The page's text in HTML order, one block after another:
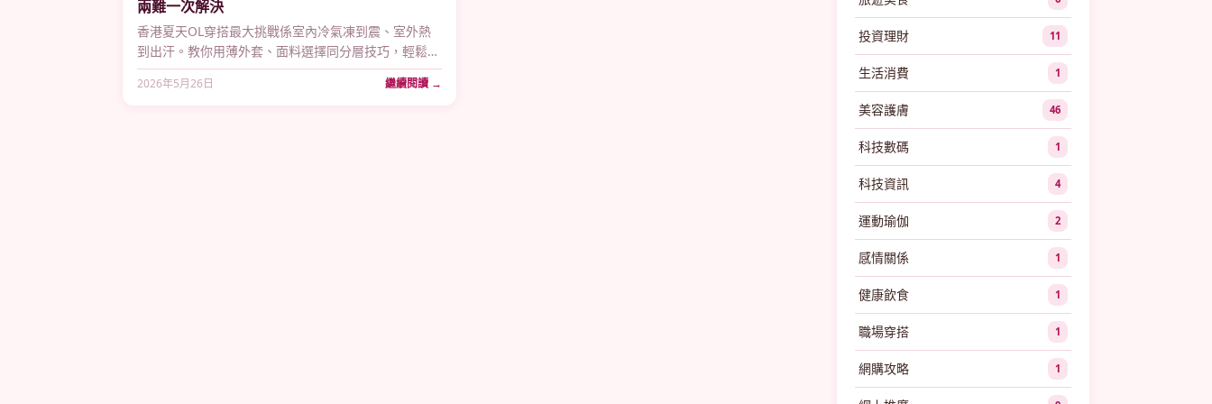
兩難一次解決
香港夏天OL穿搭最大挑戰係室內冷氣凍到震、室外熱
到出汗。教你用薄外套、面料選擇同分層技巧，輕鬆應
對辦公室冷氣穿搭難題2026。
2026年5月26日 繼續閱讀 →
投資理財 11
生活消費 1
美容護膚 46
科技數碼 1
科技資訊 4
運動瑜伽 2
感情關係 1
健康飲食 1
職場穿搭 1
網購攻略 1